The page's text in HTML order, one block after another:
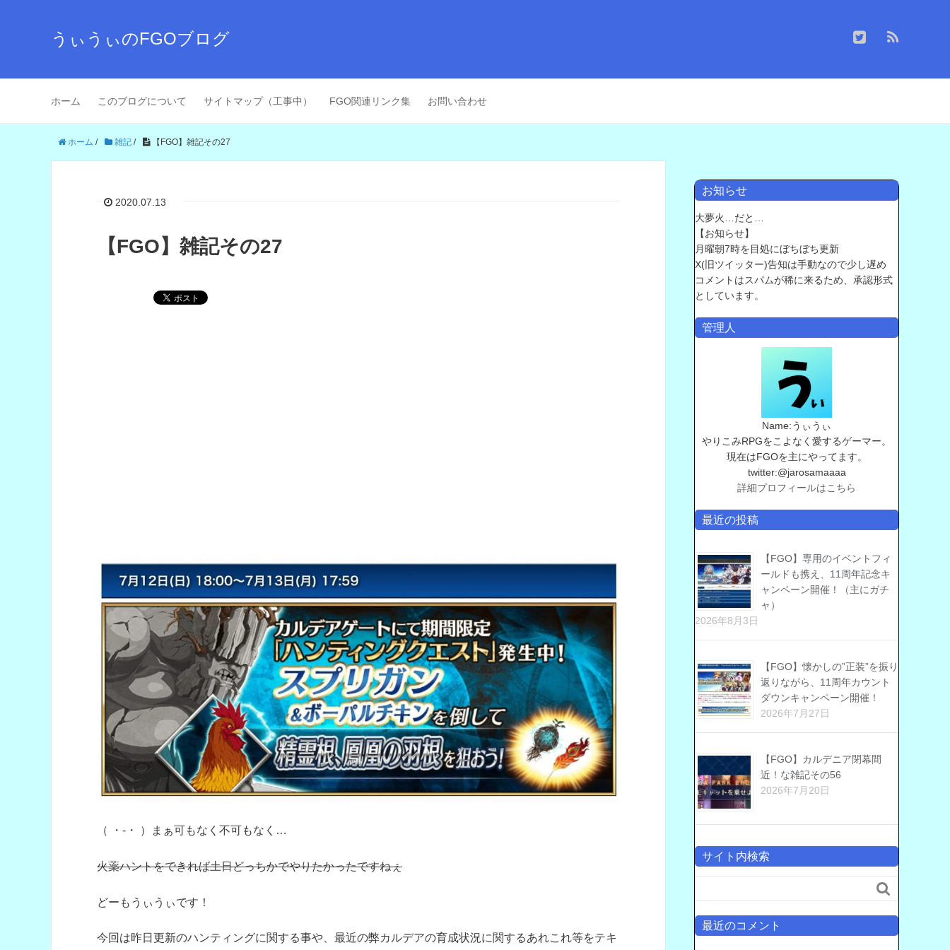
うぃうぃのFGOブログ
ホーム このブログについて サイトマップ（工事中） FGO関連リンク集 お問い合わせ
ホーム / 雑記 / 【FGO】雑記その27
2020.07.13
【FGO】雑記その27
（ ・-・ ）まぁ可もなく不可もなく…
火薬ハントをできれば土日どっちかでやりたかったですねぇ
どーもうぃうぃです！
今回は昨日更新のハンティングに関する事や、最近の弊カルデアの育成状況に関するあれこれ等をテキ
お知らせ
大夢火…だと…
【お知らせ】
月曜朝7時を目処にぼちぼち更新
X(旧ツイッター)告知は手動なので少し遅め
コメントはスパムが稀に来るため、承認形式
としています。
管理人
Name:うぃうぃ
やりこみRPGをこよなく愛するゲーマー。
現在はFGOを主にやってます。
twitter:@jarosamaaaa
詳細プロフィールはこちら
最近の投稿
【FGO】専用のイベントフィ
ールドも携え、11周年記念キ
ャンペーン開催！（主にガチ
ャ）
2026年8月3日
【FGO】懐かしの”正装”を振り
返りながら、11周年カウント
ダウンキャンペーン開催！
2026年7月27日
【FGO】カルデニア閉幕間
近！な雑記その56
2026年7月20日
サイト内検索

最近のコメント